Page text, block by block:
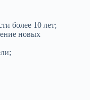
более 10 лет;
новых